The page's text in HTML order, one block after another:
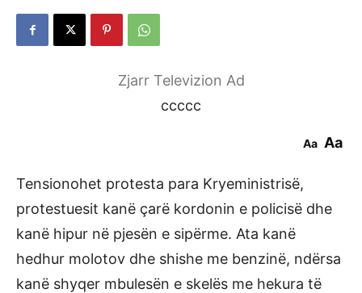
Zjarr Televizion Ad
ccccc
Aa Aa
Tensionohet protesta para Kryeministrisë,
protestuesit kanë çarë kordonin e policisë dhe
kanë hipur në pjesën e sipërme. Ata kanë
hedhur molotov dhe shishe me benzinë, ndërsa
kanë shyqer mbulesën e skelës me hekura të